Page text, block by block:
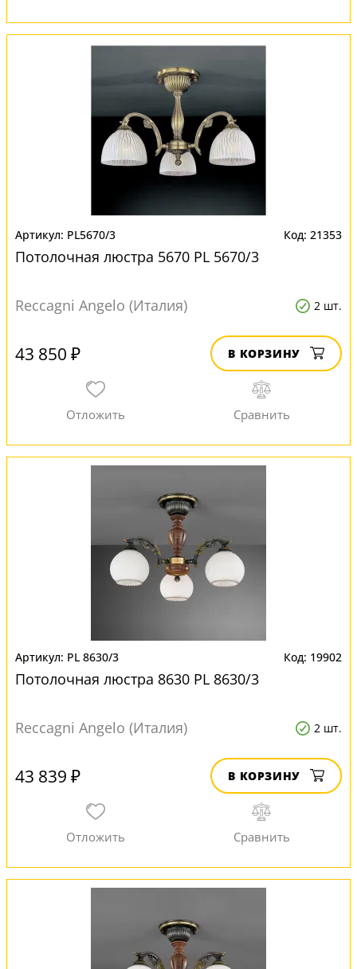
PL5670/3 21353
Потолочная люстра 5670 PL 5670/3
Reccagni Angelo (Италия) 2 шт.
43 850 ₽ В КОРЗИНУ
PL 8630/3 19902
Потолочная люстра 8630 PL 8630/3
Reccagni Angelo (Италия) 2 шт.
43 839 ₽ В КОРЗИНУ